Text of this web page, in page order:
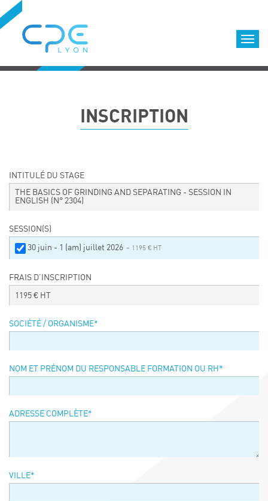
Formations diplômantes
Equipe
Nous choisir
LOCATION DE SALLES DE FORMATION
Accès
Événements
FRENCH-CHINESE CONFERENCE ON GREEN
INSCRIPTION
INTITULÉ DU STAGE
THE BASICS OF GRINDING AND SEPARATING - SESSION IN
ENGLISH (N° 2304)
SESSION(S)
30 juin - 1 (am) juillet 2026 – 1195 € HT
FRAIS D’INSCRIPTION
1195 € HT
SOCIÉTÉ / ORGANISME*
NOM ET PRÉNOM DU RESPONSABLE FORMATION OU RH *
ADRESSE COMPLÈTE*
VILLE*
Cookies management panel